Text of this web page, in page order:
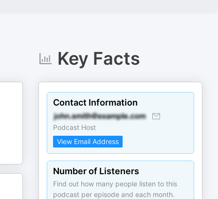
Key Facts
Contact Information
Podcast Host
View Email Address
Number of Listeners
Find out how many people listen to this
podcast per episode and each month.